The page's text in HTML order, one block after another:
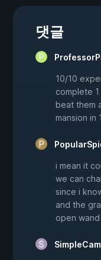
댓글
10/10
complete 1
beat them
mansion in
i mean it
we can
since i
and the
open